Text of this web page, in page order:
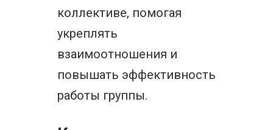
коллективе, помогая
укреплять
взаимоотношения и
повышать эффективность
работы группы.